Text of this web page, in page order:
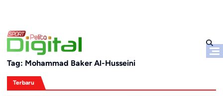
Tag: Mohammad Baker Al-Husseini
Terbaru